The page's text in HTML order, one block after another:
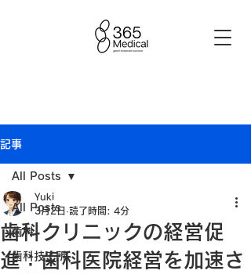
記事
All Posts
歯科
歯科技工所
All Posts
歯科クリニックの経営促
進：歯科医院経営を加速さ
Yuki
3月2日 読了時間: 4分